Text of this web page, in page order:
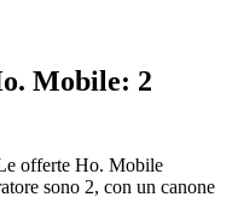
Mobile: 2
offerte Ho. Mobile
sono 2, con un canone